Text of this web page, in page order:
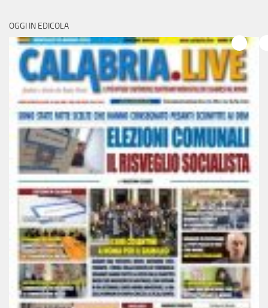
OGGI IN EDICOLA